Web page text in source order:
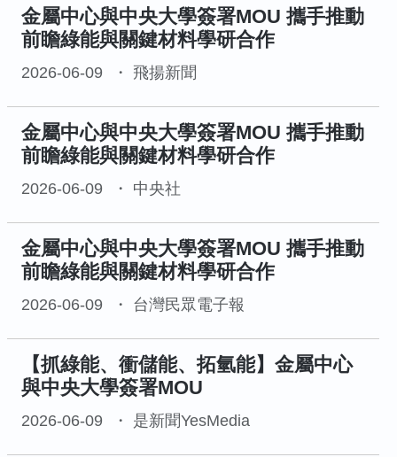
金屬中心與中央大學簽署MOU 攜手推動
前瞻綠能與關鍵材料學研合作
2026-06-09 飛揚新聞
金屬中心與中央大學簽署MOU 攜手推動
前瞻綠能與關鍵材料學研合作
2026-06-09 中央社
金屬中心與中央大學簽署MOU 攜手推動
前瞻綠能與關鍵材料學研合作
2026-06-09 台灣民眾電子報
【抓綠能、衝儲能、拓氫能】金屬中心
與中央大學簽署MOU
2026-06-09 是新聞YesMedia